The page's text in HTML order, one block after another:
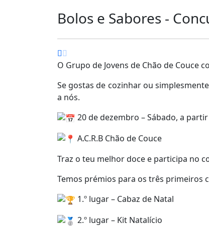
Bolos e Sabores -
O Grupo de Jovens de Chão de
Se gostas de cozinhar ou
a nós.
20 de dezembro – Sábado, a
A.C.R.B Chão de Couce
Traz o teu melhor doce e participa no
Temos prémios para os três primeiros
1.º lugar – Cabaz de Natal
2.º lugar – Kit Natalício